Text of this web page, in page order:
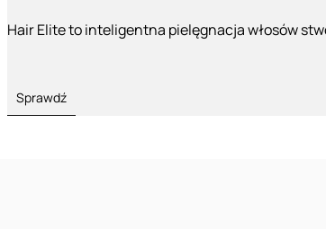
Hair Elite to inteligentna pielęgnacja włosów
Sprawdź